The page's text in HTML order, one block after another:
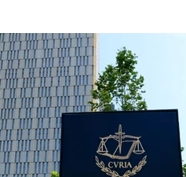
do 2030 roku?